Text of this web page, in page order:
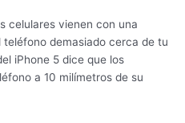
celulares vienen con una
demasiado cerca de tu
iPhone 5 dice que los
a 10 milímetros de su